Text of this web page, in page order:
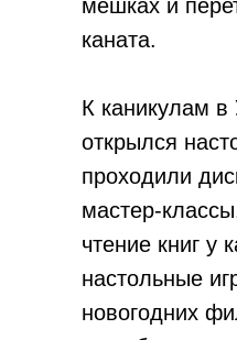
мешках и
каната.
К каникулам в
открылся
проходили
мастер-
чтение книг у
настольные
новогодних